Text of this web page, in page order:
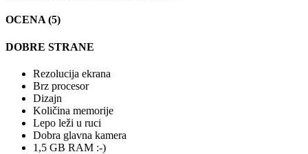
OCENA (5)
DOBRE STRANE
Rezolucija ekrana
Brz procesor
Dizajn
Količina memorije
Lepo leži u ruci
Dobra glavna kamera
1,5 GB RAM :-)